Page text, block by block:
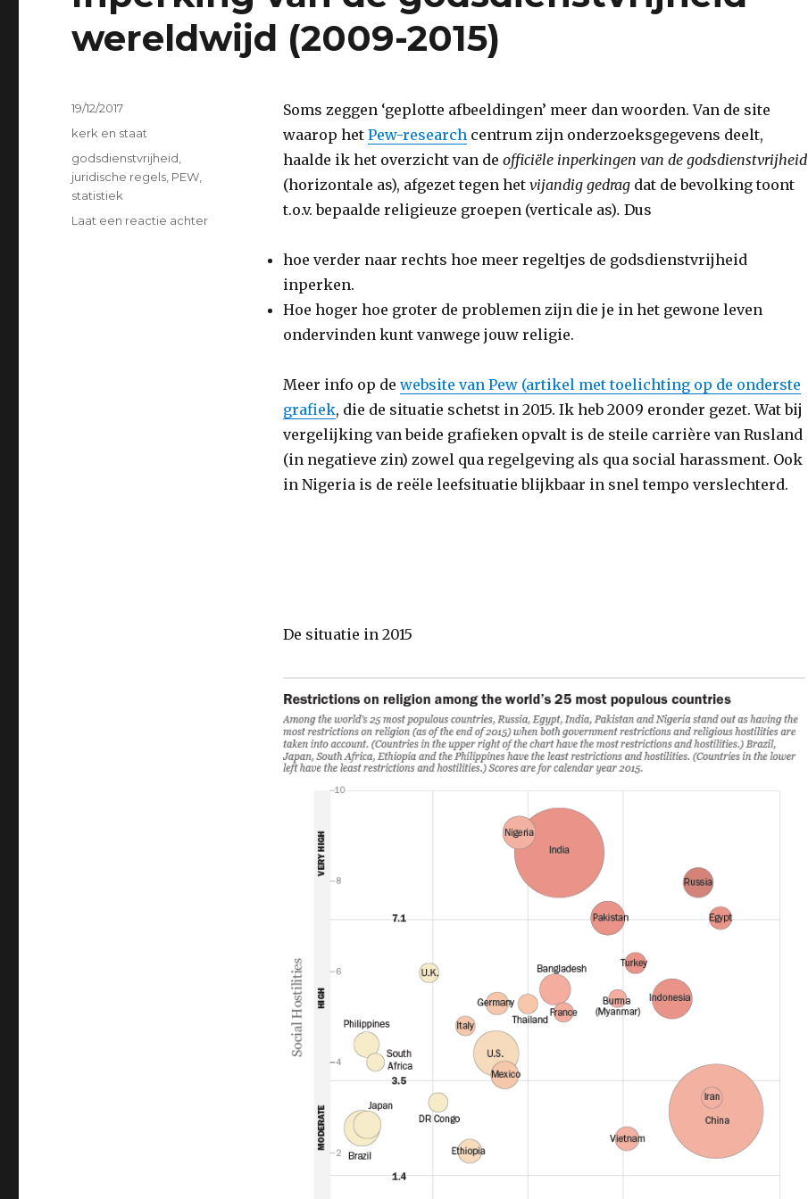
wereldwijd (2009-2015)
Soms zeggen ‘geplotte afbeeldingen’ meer dan woorden. Van de site
waarop het Pew-researchcentrum zijn onderzoeksgegevens deelt,
haalde ik het overzicht van de officiële inperkingen van de godsdienstvrijheid
(horizontale as), afgezet tegen het vijandig gedrag dat de bevolking toont
t.o.v. bepaalde religieuze groepen (verticale as). Dus
hoe verder naar rechts hoe meer regeltjes de godsdienstvrijheid
inperken.
Hoe hoger hoe groter de problemen zijn die je in het gewone leven
ondervinden kunt vanwege jouw religie.
Meer info op de website van Pew (artikel met toelichting op de onderste
grafiek, die de situatie schetst in 2015. Ik heb 2009 eronder gezet. Wat bij
vergelijking van beide grafieken opvalt is de steile carrière van Rusland
(in negatieve zin) zowel qua regelgeving als qua social harassment. Ook
in Nigeria is de reële leefsituatie blijkbaar in snel tempo verslechterd.
De situatie in 2015
Geplaatst
op
19/12/2017
Categorieën
kerk en staat
Tags
godsdienstvrijheid
juridische regels PEW
statistiek
Laat een reactie achterop
godsdienstvrijheid
wereldwijd